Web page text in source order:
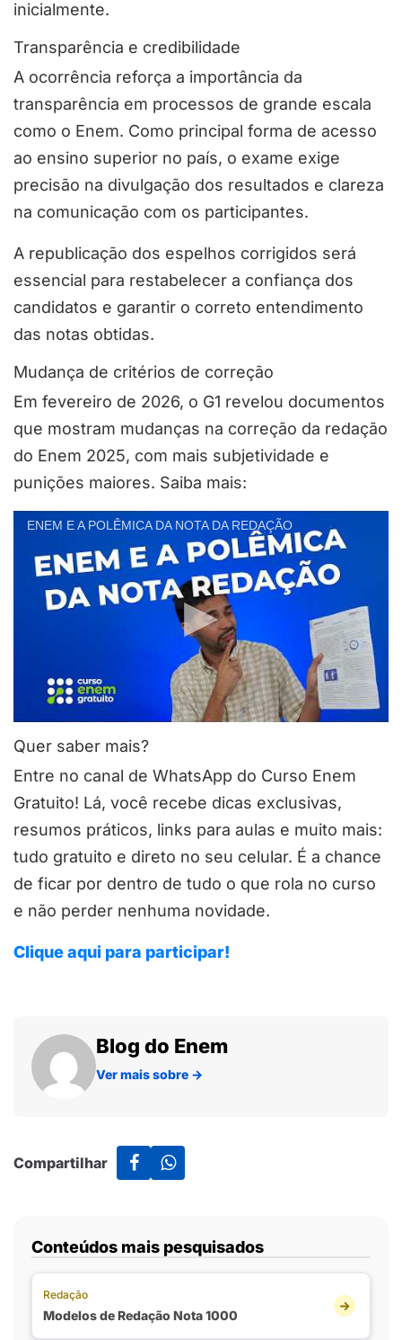
inicialmente.
Transparência e credibilidade
A ocorrência reforça a importância da
transparência em processos de grande escala
como o Enem. Como principal forma de acesso
ao ensino superior no país, o exame exige
precisão na divulgação dos resultados e clareza
na comunicação com os participantes.
A republicação dos espelhos corrigidos será
essencial para restabelecer a confiança dos
candidatos e garantir o correto entendimento
das notas obtidas.
Mudança de critérios de correção
Em fevereiro de 2026, o G1 revelou documentos
que mostram mudanças na correção da redação
do Enem 2025, com mais subjetividade e
punições maiores. Saiba mais:
ENEM E A POLÊMICA DA NOTA DA REDAÇÃO
Quer saber mais?
Entre no canal de WhatsApp do Curso Enem
Gratuito! Lá, você recebe dicas exclusivas,
resumos práticos, links para aulas e muito mais:
tudo gratuito e direto no seu celular. É a chance
de ficar por dentro de tudo o que rola no curso
e não perder nenhuma novidade.
Clique aqui para participar!
Blog do Enem
Ver mais sobre →
Compartilhar
Conteúdos mais pesquisados
Redação
Modelos de Redação Nota 1000